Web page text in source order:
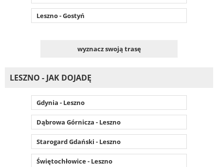
Leszno - Gostyń
wyznacz swoją trasę
LESZNO - JAK DOJADĘ
Gdynia - Leszno
Dąbrowa Górnicza - Leszno
Starogard Gdański - Leszno
Świętochłowice - Leszno